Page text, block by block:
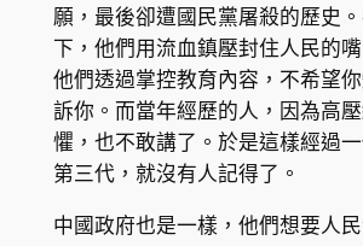
願，最後卻遭國民黨屠殺的歷史
下，他們用流血鎮壓封住人民的嘴
他們透過掌控教育內容，不希望
訴你。而當年經歷的人，因為高
懼，也不敢講了。於是這樣經過
第三代，就沒有人記得了。
中國政府也是一樣，他們想要人